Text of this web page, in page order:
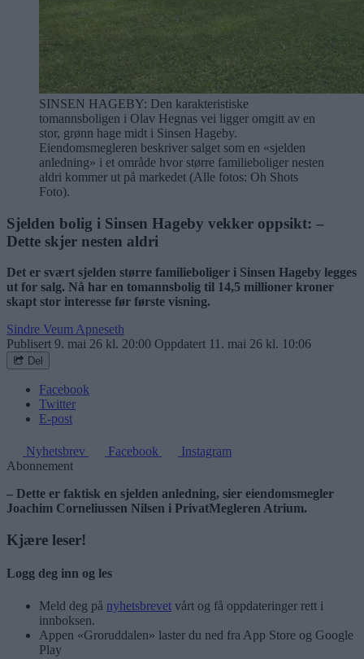
SINSEN HAGEBY: Den karakteristiske
tomannsboligen i Olav Hegnas vei ligger omgitt av en
stor, grønn hage midt i Sinsen Hageby.
Eiendomsmegleren beskriver salget som en «sjelden
anledning» i et område hvor større familieboliger nesten
aldri kommer ut på markedet (Alle fotos: Oh Shots
Foto).
Sjelden bolig i Sinsen Hageby vekker oppsikt: –
Dette skjer nesten aldri
Det er svært sjelden større familieboliger i Sinsen Hageby legges
ut for salg. Nå har en tomannsbolig til 14,5 millioner kroner
skapt stor interesse før første visning.
Sindre Veum Apneseth
Publisert 9. mai 26 kl. 20:00 Oppdatert 11. mai 26 kl. 10:06
Del
Facebook
Twitter
E-post
Nyhetsbrev Facebook
Instagram
Abonnement
– Dette er faktisk en sjelden anledning, sier eiendomsmegler
Joachim Corneliussen Nilsen i PrivatMegleren Atrium.
Kjære leser!
Logg deg inn og les
Meld deg på nyhetsbrevet vårt og få oppdateringer rett i
innboksen.
Appen «Groruddalen» laster du ned fra App Store og Google
Play